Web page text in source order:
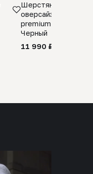
Шерстяной свитер
оверсайз 100%
premium merino
Черный
11 990 ₽